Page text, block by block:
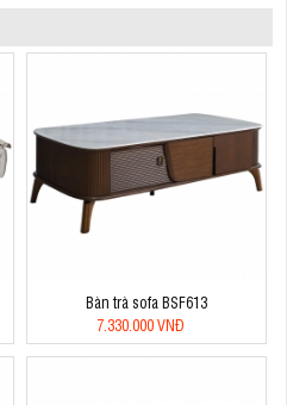
Bàn trà sofa BSF613
7.330.000 VNĐ